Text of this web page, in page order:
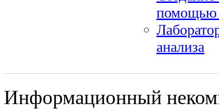
помощью
анализа
Информационный